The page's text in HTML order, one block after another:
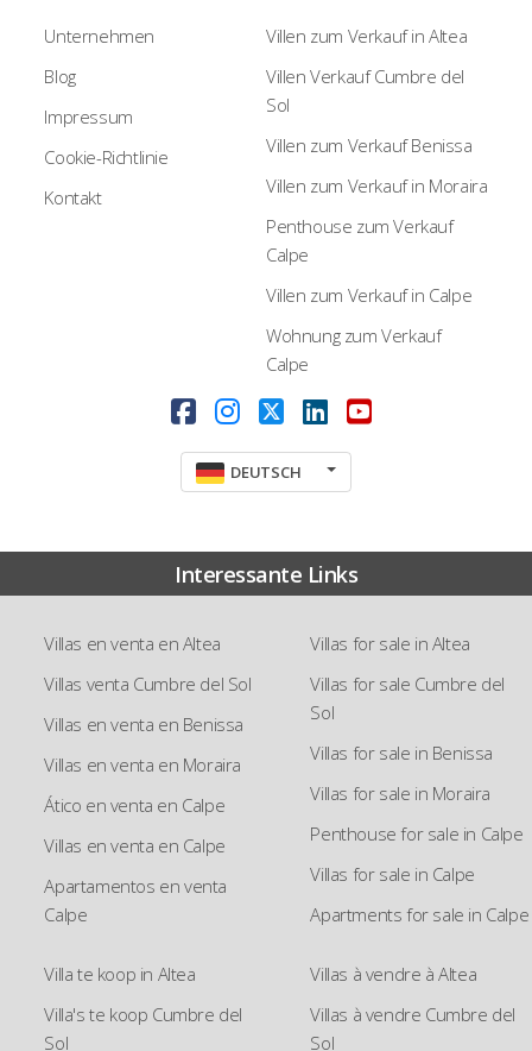
Unternehmen
Blog
Impressum
Cookie-Richtlinie
Kontakt
Villen zum Verkauf in Altea
Villen Verkauf Cumbre del
Sol
Villen zum Verkauf Benissa
Villen zum Verkauf in Moraira
Penthouse zum Verkauf
Calpe
Villen zum Verkauf in Calpe
Wohnung zum Verkauf
Calpe
DEUTSCH
Interessante Links
Villas en venta en Altea
Villas venta Cumbre del Sol
Villas en venta en Benissa
Villas en venta en Moraira
Ático en venta en Calpe
Villas en venta en Calpe
Apartamentos en venta
Calpe
Villas for sale in Altea
Villas for sale Cumbre del
Sol
Villas for sale in Benissa
Villas for sale in Moraira
Penthouse for sale in Calpe
Villas for sale in Calpe
Apartments for sale in Calpe
Villa te koop in Altea
Villa's te koop Cumbre del
Sol
Villas à vendre à Altea
Villas à vendre Cumbre del
Sol